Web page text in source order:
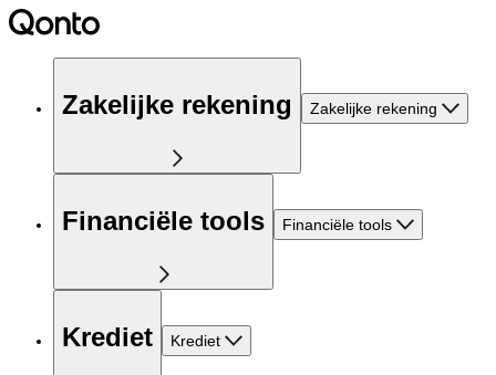
Zakelijke rekening Zakelijke rekening
Financiële tools Financiële tools
Krediet Krediet